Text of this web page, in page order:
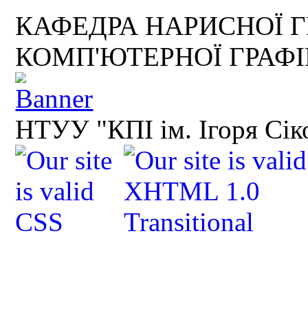
КАФЕДРА НАРИСНОЇ
КОМП'ЮТЕРНОЇ
НТУУ "КПІ ім. Ігоря